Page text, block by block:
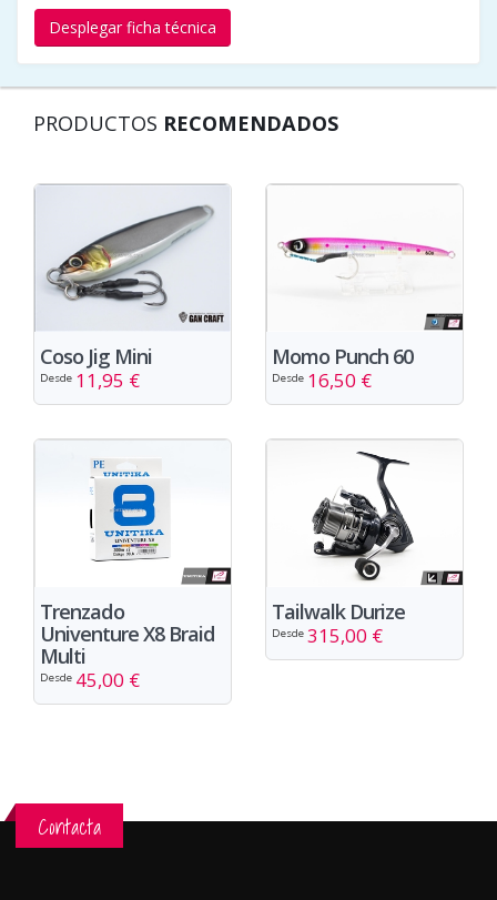
Desplegar ficha técnica
PRODUCTOS RECOMENDADOS
Coso Jig Mini
Desde 11,95 €
Momo Punch 60
Desde 16,50 €
Trenzado
Univenture X8 Braid
Multi
Desde 45,00 €
Tailwalk Durize
Desde 315,00 €
Contacta